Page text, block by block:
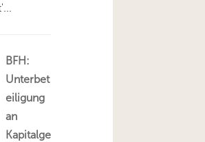
BFH:
Unterbet
eiligung
an
Kapitalge